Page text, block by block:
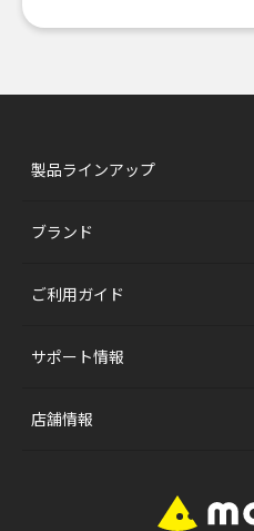
製品ラインアップ
ブランド
ご利用ガイド
サポート情報
店舗情報